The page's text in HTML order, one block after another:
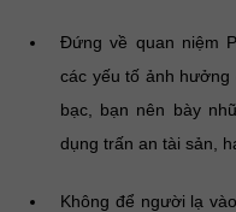
Đứng về quan niệm
các yếu tố ảnh
bạc, bạn nên bày
dụng trấn an tài sản,
Không để người lạ